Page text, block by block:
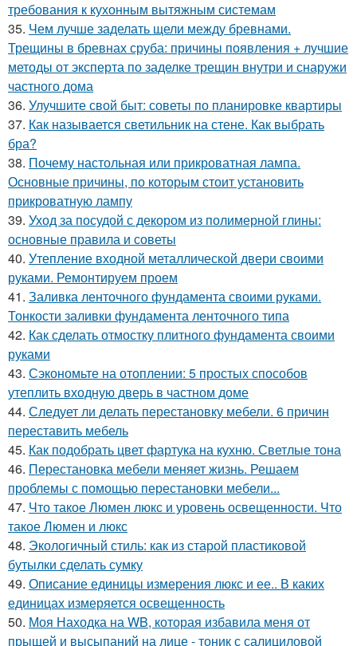
требования к кухонным вытяжным системам
35. Чем лучше заделать щели между бревнами.
Трещины в бревнах сруба: причины появления + лучшие
методы от эксперта по заделке трещин внутри и снаружи
частного дома
36. Улучшите свой быт: советы по планировке квартиры
37. Как называется светильник на стене. Как выбрать
бра?
38. Почему настольная или прикроватная лампа.
Основные причины, по которым стоит установить
прикроватную лампу
39. Уход за посудой с декором из полимерной глины:
основные правила и советы
40. Утепление входной металлической двери своими
руками. Ремонтируем проем
41. Заливка ленточного фундамента своими руками.
Тонкости заливки фундамента ленточного типа
42. Как сделать отмостку плитного фундамента своими
руками
43. Сэкономьте на отоплении: 5 простых способов
утеплить входную дверь в частном доме
44. Следует ли делать перестановку мебели. 6 причин
переставить мебель
45. Как подобрать цвет фартука на кухню. Светлые тона
46. Перестановка мебели меняет жизнь. Решаем
проблемы с помощью перестановки мебели...
47. Что такое Люмен люкс и уровень освещенности. Что
такое Люмен и люкс
48. Экологичный стиль: как из старой пластиковой
бутылки сделать сумку
49. Описание единицы измерения люкс и ее.. В каких
единицах измеряется освещенность
50. Моя Находка на WB, которая избавила меня от
прыщей и высыпаний на лице - тоник с салициловой